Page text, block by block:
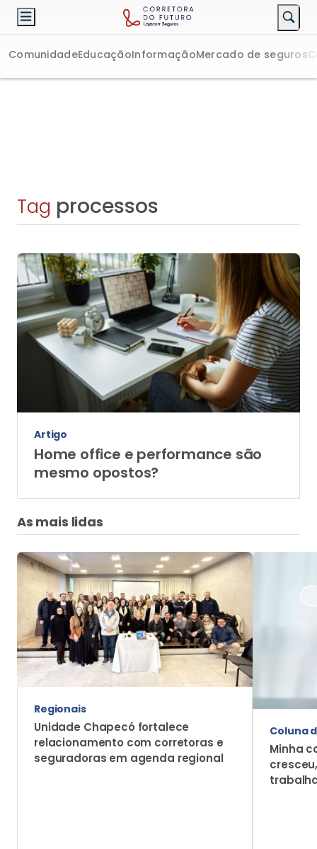
ComunidadeEducaçãoInformaçãoMercado de seguros
Tag processos
Artigo
Home office e performance são
mesmo opostos?
As mais lidas
Regionais
Unidade Chapecó fortalece
relacionamento com corretoras e
seguradoras em agenda regional
Coluna
Minha